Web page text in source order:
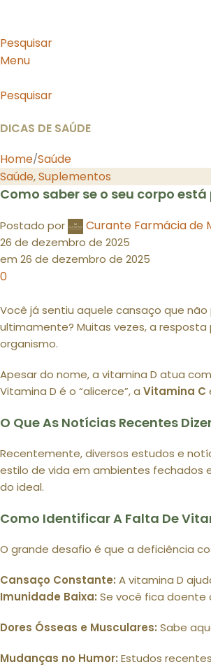
Pesquisar
Menu
Pesquisar
DICAS DE SAÚDE
Home Saúde
Saúde,Suplementos
Como saber se o seu corpo
Postado por Curante Farmácia de
26 de dezembro de 2025
em 26 de dezembro de 2025
0
Você já sentiu aquele cansaço que
ultimamente? Muitas vezes, a
organismo.
Apesar do nome, a vitamina D atua
Vitamina D é o “alicerce”, a Vitamina C
O Que As Notícias Recentes
Recentemente, diversos estudos e
estilo de vida em ambientes fechados
do ideal.
Como Identificar A Falta De
O grande desafio é que a deficiência
Cansaço Constante: A vitamina D
Imunidade Baixa: Se você fica doente
Dores Ósseas e Musculares: Sabe
Mudanças no Humor: Estudos